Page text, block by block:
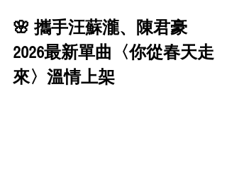
🌸 攜手汪蘇瀧、陳君豪
2026最新單曲〈你從春天走
來〉溫情上架